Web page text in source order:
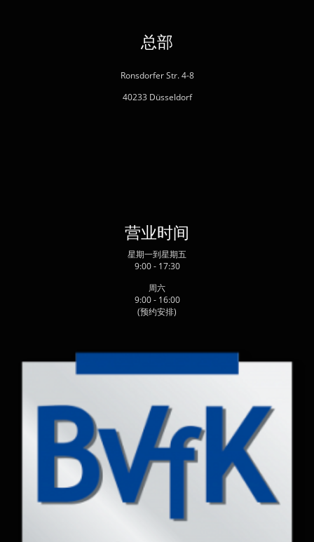
总部
Ronsdorfer Str. 4-8
40233 Düsseldorf
营业时间
星期一到星期五
9:00 - 17:30
周六
9:00 - 16:00
(预约安排)